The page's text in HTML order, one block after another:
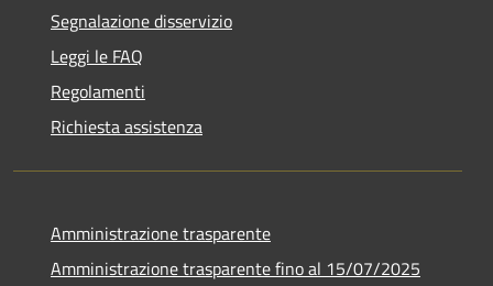
Segnalazione disservizio
Leggi le FAQ
Regolamenti
Richiesta assistenza
Amministrazione trasparente
Amministrazione trasparente fino al 15/07/2025